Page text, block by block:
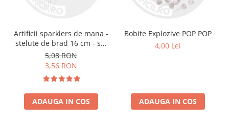
Artificii sparklers de mana -
stelute de brad 16 cm - set
10 buc
5,08 RON
3,56 RON
ADAUGA IN COS
Bobite Explozive POP POP
4,00 Lei
ADAUGA IN COS